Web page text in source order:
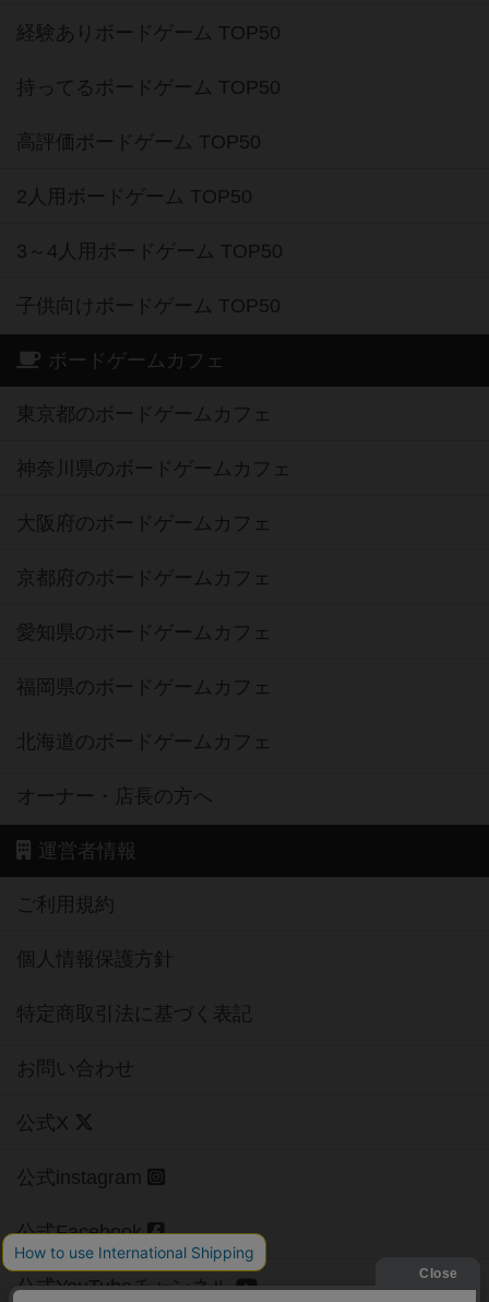
経験ありボードゲーム TOP50
持ってるボードゲーム TOP50
高評価ボードゲーム TOP50
2人用ボードゲーム TOP50
3～4人用ボードゲーム TOP50
子供向けボードゲーム TOP50
ボードゲームカフェ
東京都のボードゲームカフェ
神奈川県のボードゲームカフェ
大阪府のボードゲームカフェ
京都府のボードゲームカフェ
愛知県のボードゲームカフェ
福岡県のボードゲームカフェ
北海道のボードゲームカフェ
オーナー・店長の方へ
運営者情報
ご利用規約
個人情報保護方針
特定商取引法に基づく表記
お問い合わせ
公式X
公式instagram
公式Facebook
公式YouTubeチャンネル